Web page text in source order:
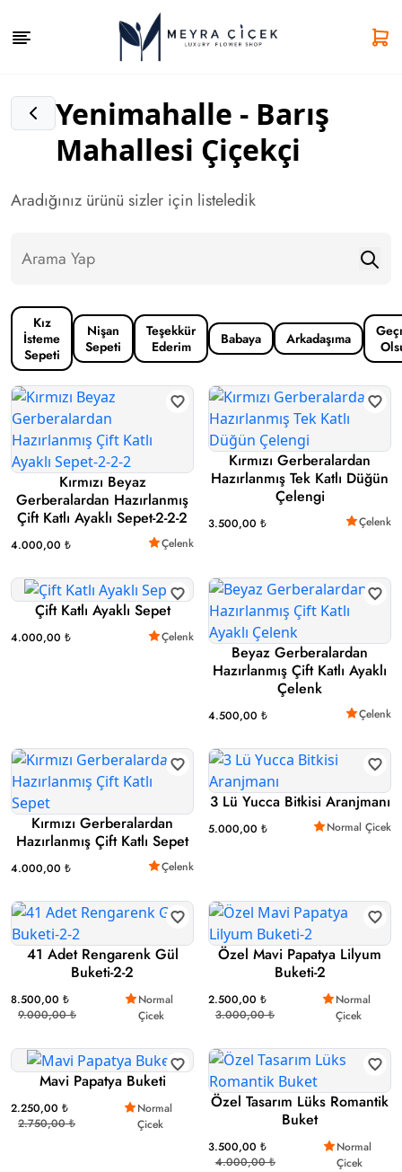
Yenimahalle - Barış
Mahallesi Çiçekçi
Aradığınız ürünü sizler için listeledik
Kız
İsteme
Sepeti
Nişan
Sepeti
Teşekkür
Ederim
Babaya Arkadaşıma
Kırmızı Beyaz
Gerberalardan Hazırlanmış
Çift Katlı Ayaklı Sepet-2-2-2
4.000,00 ₺ Çelenk
Kırmızı Gerberalardan
Hazırlanmış Tek Katlı Düğün
Çelengi
3.500,00 ₺ Çelenk
Çift Katlı Ayaklı Sepet
4.000,00 ₺ Çelenk
Beyaz Gerberalardan
Hazırlanmış Çift Katlı Ayaklı
Çelenk
4.500,00 ₺ Çelenk
Kırmızı Gerberalardan
Hazırlanmış Çift Katlı Sepet
4.000,00 ₺ Çelenk
3 Lü Yucca Bitkisi Aranjmanı
5.000,00 ₺ Normal Çicek
41 Adet Rengarenk Gül
Buketi-2-2
8.500,00 ₺
9.000,00 ₺
Normal
Çicek
Özel Mavi Papatya Lilyum
Buketi-2
2.500,00 ₺
3.000,00 ₺
Normal
Çicek
Mavi Papatya Buketi
2.250,00 ₺
2.750,00 ₺
Normal
Çicek
Özel Tasarım Lüks Romantik
Buket
3.500,00 ₺
4.000,00 ₺
Normal
Çicek